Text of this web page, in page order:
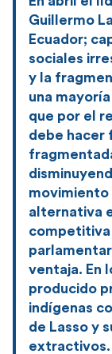
Guillermo
Ecuador;
sociales
y la
una
que por el
debe hacer
movimiento
alternativa
competitiva
ventaja. En
producido
indígenas
de Lasso y
extractivos.